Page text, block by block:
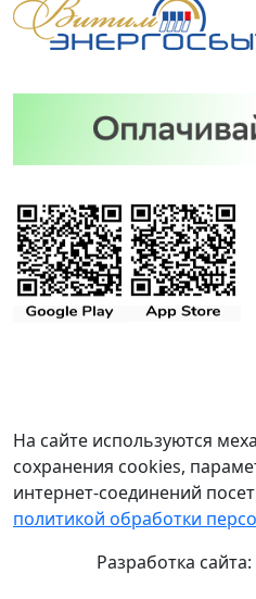
На сайте используются
сохранения cookies,
интернет-соединений
политикой обработки
Разработка сайта: